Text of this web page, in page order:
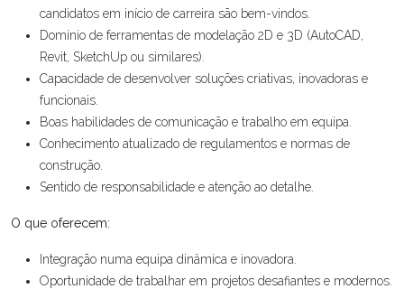
candidatos em início de carreira são bem-vindos.
Domínio de ferramentas de modelação 2D e 3D (AutoCAD,
Revit, SketchUp ou similares).
Capacidade de desenvolver soluções criativas, inovadoras e
funcionais.
Boas habilidades de comunicação e trabalho em equipa.
Conhecimento atualizado de regulamentos e normas de
construção.
Sentido de responsabilidade e atenção ao detalhe.
O que oferecem:
Integração numa equipa dinâmica e inovadora.
Oportunidade de trabalhar em projetos desafiantes e modernos.